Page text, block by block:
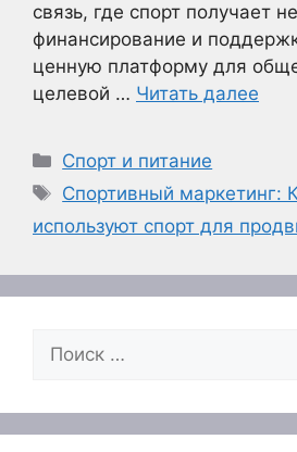
связь, где спорт получает
финансирование и
ценную платформу для
целевой … Читать далее
Рубрики
Спорт и питание
Метки
Спортивный маркетинг:
используют спорт для
Поиск: